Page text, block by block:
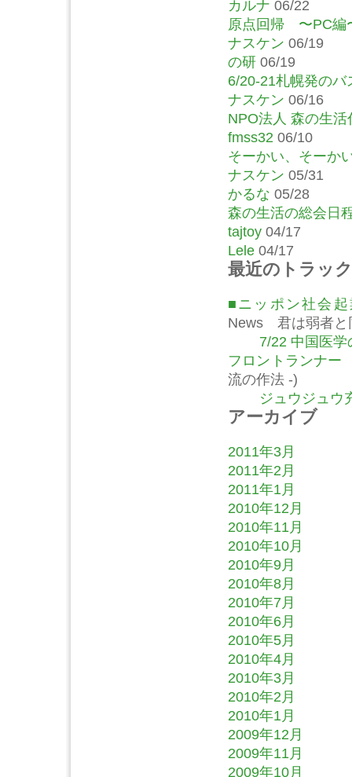
カルナ 06/22
原点回帰 〜PC編
ナスケン 06/19
の研 06/19
6/20-21札幌発の
ナスケン 06/16
NPO法人 森の生
fmss32 06/10
そーかい、そーか
ナスケン 05/31
かるな 05/28
森の生活の総会日
tajtoy 04/17
Lele 04/17
最近のトラッ
■ニッポン社会
News 君は弱者と
7/22 中国医
フロントランナー
流の作法 -)
ジュウジュウ
アーカイブ
2011年3月
2011年2月
2011年1月
2010年12月
2010年11月
2010年10月
2010年9月
2010年8月
2010年7月
2010年6月
2010年5月
2010年4月
2010年3月
2010年2月
2010年1月
2009年12月
2009年11月
2009年10月